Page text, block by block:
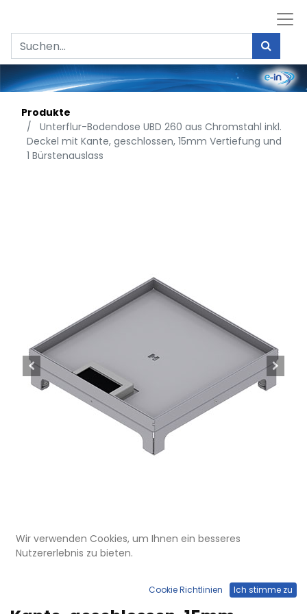
Produkte
Unterflur-Bodendose UBD 260 aus Chromstahl inkl.
Deckel mit Kante, geschlossen, 15mm Vertiefung und
1 Bürstenauslass
UBD 260 256
Unterflur-Bodendose UBD 260
aus Chromstahl inkl. Deckel mit
Wir verwenden Cookies, um Ihnen ein besseres
Nutzererlebnis zu bieten.
Cookie Richtlinien Ich stimme zu